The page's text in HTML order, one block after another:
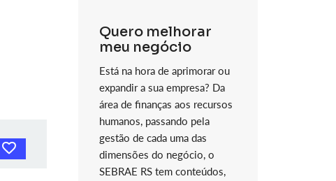
Quero melhorar
meu negócio
Está na hora de aprimorar ou
expandir a sua empresa? Da
área de finanças aos recursos
humanos, passando pela
gestão de cada uma das
dimensões do negócio, o
SEBRAE RS tem conteúdos,